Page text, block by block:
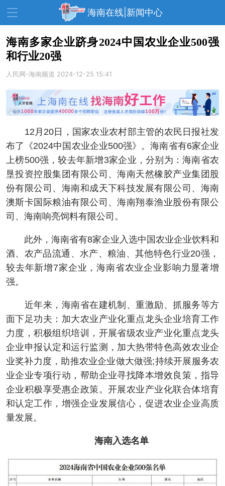
海南在线|新闻中心
资讯中心 热点
教育 健康 房产
生活 演出 活动
展会 走读海南 周末去哪儿
人才在线 天涯企服
海南多家企业跻身2024中国农业企业500强
和行业20强
人民网-海南频道 2024-12-25 15:41
12月20日，国家农业农村部主管的农民日报社发
布了《2024中国农业企业500强》。海南省有6家企业
上榜500强，较去年新增3家企业，分别为：海南省农
垦投资控股集团有限公司、海南天然橡胶产业集团股
份有限公司、海南和成天下科技发展有限公司、海南
澳斯卡国际粮油有限公司、海南翔泰渔业股份有限公
司、海南响亮饲料有限公司。
此外，海南省有8家企业入选中国农业企业饮料和
酒、农产品流通、水产、粮油、其他特色行业20强，
较去年新增7家企业，海南省农业企业影响力显著增
强。
近年来，海南省在建机制、重激励、抓服务等方
面下足功夫：加大农业产业化重点龙头企业培育工作
力度，积极组织培训，开展省级农业产业化重点龙头
企业申报认定和运行监测，加大热带特色高效农业企
业奖补力度，助推农业企业做大做强;持续开展服务农
业企业专项行动，帮助企业寻找降本增效良策，指导
企业积极享受惠企政策。开展农业产业化联合体培育
和认定工作，增强企业发展信心，促进农业企业高质
量发展。
海南入选名单